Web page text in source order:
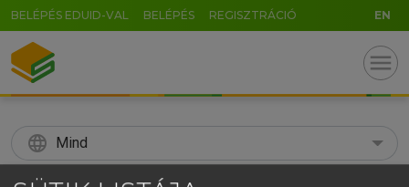
BELÉPÉS EDUID-VAL BELÉPÉS REGISZTRÁCIÓ EN
menu
language Mind